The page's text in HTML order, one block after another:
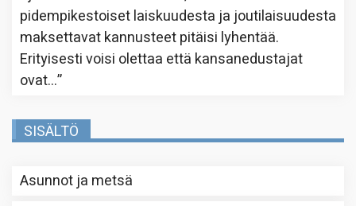
pidempikestoiset laiskuudesta ja joutilaisuudesta
maksettavat kannusteet pitäisi lyhentää.
Erityisesti voisi olettaa että kansanedustajat
ovat…”
SISÄLTÖ
Asunnot ja metsä